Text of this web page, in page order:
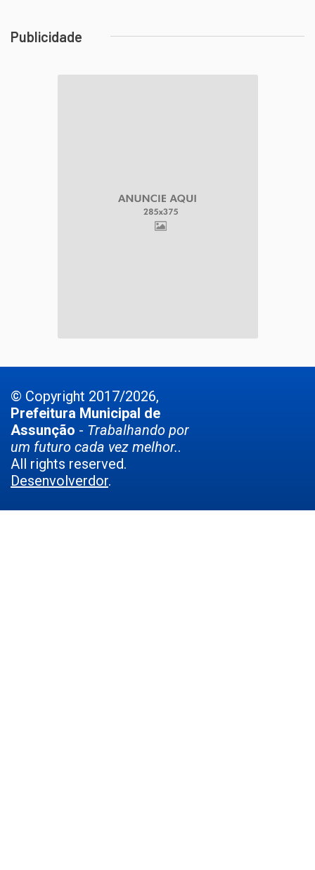
Publicidade
© Copyright 2017/2026,
Prefeitura Municipal de
Assunção - Trabalhando por
um futuro cada vez melhor..
All rights reserved.
Desenvolverdor.